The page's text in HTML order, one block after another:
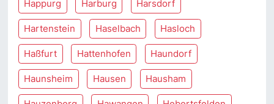
Happurg Harburg Harsdorf
Hartenstein Haselbach Hasloch
Haßfurt Hattenhofen Haundorf
Haunsheim Hausen Hausham